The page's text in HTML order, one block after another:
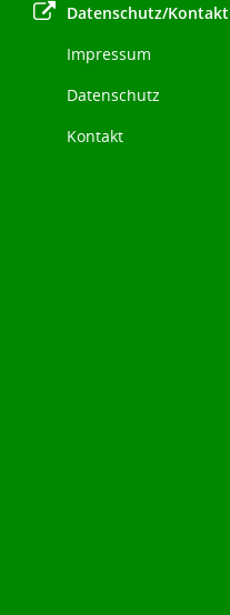
Datenschutz/Kontakt
Impressum
Datenschutz
Kontakt